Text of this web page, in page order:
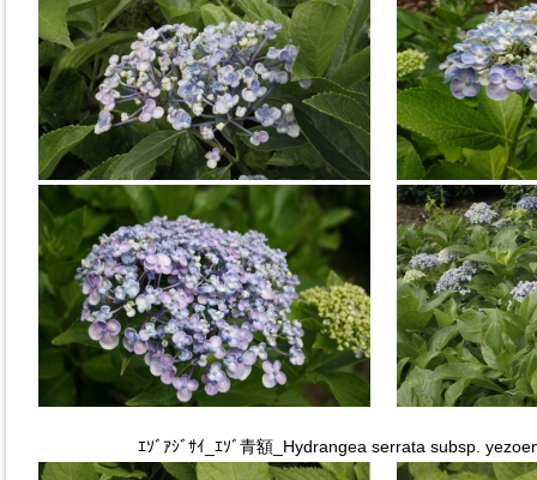
ｴｿﾞｱｼﾞｻｲ_ｴｿﾞ青額_Hydrangea serrata subsp.